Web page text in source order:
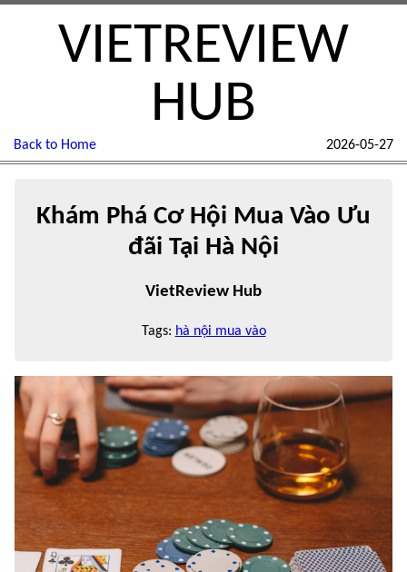
VIETREVIEW
HUB
Back to Home 2026-05-27
Khám Phá Cơ Hội Mua Vào Ưu
đãi Tại Hà Nội
VietReview Hub
Tags: hà nội mua vào